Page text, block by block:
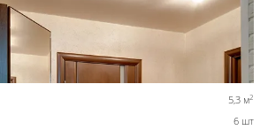
5,3 м2
6 шт